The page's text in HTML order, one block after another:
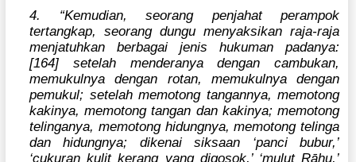
4. “Kemudian, seorang penjahat perampok
tertangkap, seorang dungu menyaksikan raja-raja
menjatuhkan berbagai jenis hukuman padanya:
[164] setelah menderanya dengan cambukan,
memukulnya dengan rotan, memukulnya dengan
pemukul; setelah memotong tangannya, memotong
kakinya, memotong tangan dan kakinya; memotong
telinganya, memotong hidungnya, memotong telinga
dan hidungnya; dikenai siksaan ‘panci bubur,’
‘cukuran kulit kerang yang digosok,’ ‘mulut Rāhu,’